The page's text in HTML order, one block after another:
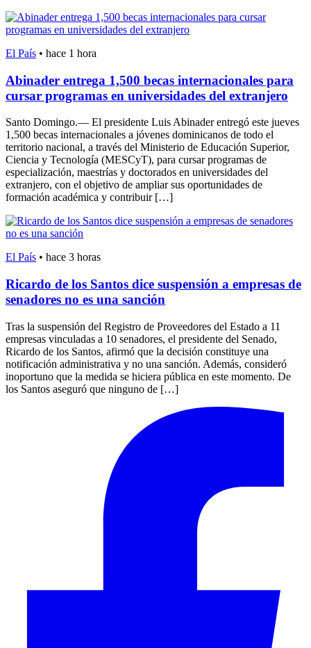
El País • hace 1 hora
Abinader entrega 1,500 becas internacionales para
cursar programas en universidades del extranjero
Santo Domingo.— El presidente Luis Abinader entregó este jueves
1,500 becas internacionales a jóvenes dominicanos de todo el
territorio nacional, a través del Ministerio de Educación Superior,
Ciencia y Tecnología (MESCyT), para cursar programas de
especialización, maestrías y doctorados en universidades del
extranjero, con el objetivo de ampliar sus oportunidades de
formación académica y contribuir […]
El País • hace 3 horas
Ricardo de los Santos dice suspensión a empresas de
senadores no es una sanción
Tras la suspensión del Registro de Proveedores del Estado a 11
empresas vinculadas a 10 senadores, el presidente del Senado,
Ricardo de los Santos, afirmó que la decisión constituye una
notificación administrativa y no una sanción. Además, consideró
inoportuno que la medida se hiciera pública en este momento. De
los Santos aseguró que ninguno de […]